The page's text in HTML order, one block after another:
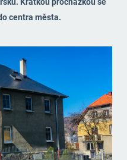
centra města.